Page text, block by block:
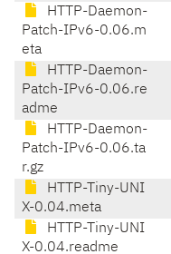
HTTP-Daemon-
Patch-IPv6-0.06.m
eta
HTTP-Daemon-
Patch-IPv6-0.06.re
adme
HTTP-Daemon-
Patch-IPv6-0.06.ta
r.gz
HTTP-Tiny-UNI
X-0.04.meta
HTTP-Tiny-UNI
X-0.04.readme